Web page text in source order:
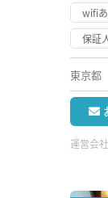
wifi
保証
東京都
運営会社